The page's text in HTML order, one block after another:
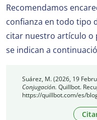
Recomendamos
confianza en todo tipo
citar nuestro artículo o
se indican a
Suárez, M. (2026, 19
Conjugación. Quillbot.
https://quillbot.com/es/